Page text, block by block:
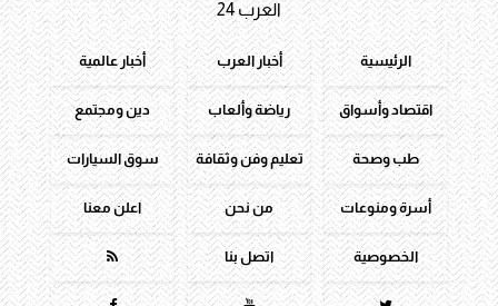
العرب 24
الرئيسية أخبار العرب أخبار عالمية
اقتصاد وأسواق رياضة وألعاب دين ومجتمع
طب وصحة تعليم وفن وثقافة سوق السيارات
أسرة ومنوعات من نحن اعلن معنا
الخصوصية اتصل بنا 